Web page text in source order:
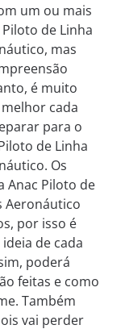
um ou mais
de Linha
mas
é muito
cada
para o
de Linha
Os
Anac Piloto de
Aeronáutico
por isso é
de cada
poderá
feitas e como
Também
vai perder